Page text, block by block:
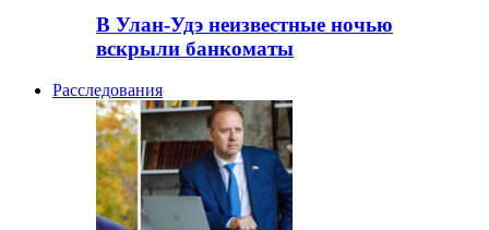
В Улан-Удэ неизвестные ночью
вскрыли банкоматы
Расследования